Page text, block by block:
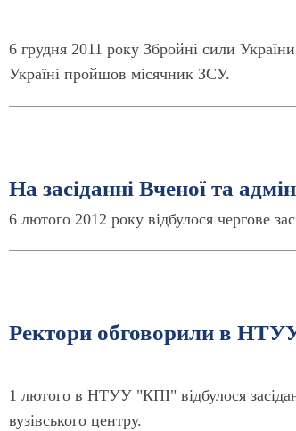
6 грудня 2011 року Збройні сили
Україні пройшов місячник ЗСУ.
На засіданні Вченої та
6 лютого 2012 року відбулося чергове
Ректори обговорили в
1 лютого в НТУУ "КПІ" відбулося
вузівського центру.